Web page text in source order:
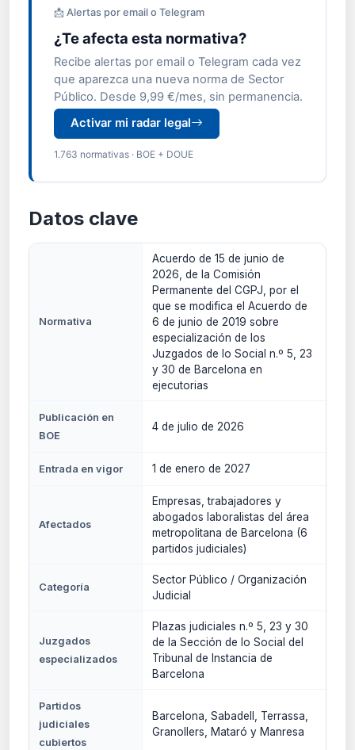
📩 Alertas por email o Telegram
¿Te afecta esta normativa?
Recibe alertas por email o Telegram cada vez
que aparezca una nueva norma de Sector
Público. Desde 9,99 €/mes, sin permanencia.
Activar mi radar legal
1.763 normativas · BOE + DOUE
Datos clave
Normativa
Acuerdo de 15 de junio de
2026, de la Comisión
Permanente del CGPJ, por el
que se modifica el Acuerdo de
6 de junio de 2019 sobre
especialización de los
Juzgados de lo Social n.º 5, 23
y 30 de Barcelona en
ejecutorias
Publicación en
BOE
4 de julio de 2026
Entrada en vigor 1 de enero de 2027
Afectados
Empresas, trabajadores y
abogados laboralistas del área
metropolitana de Barcelona (6
partidos judiciales)
Categoría
Sector Público / Organización
Judicial
Juzgados
especializados
Plazas judiciales n.º 5, 23 y 30
de la Sección de lo Social del
Tribunal de Instancia de
Barcelona
Partidos
judiciales
cubiertos
Barcelona, Sabadell, Terrassa,
Granollers, Mataró y Manresa